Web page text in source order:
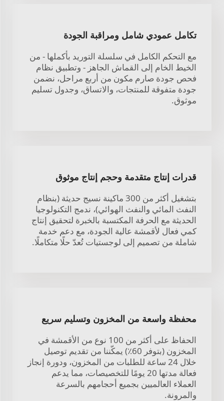
تكامل عمودي شامل ومراقبة الجودة
مع التحكم الكامل في سلسلة التوريد بأكملها - من
الخيط الخام إلى القماش الجاهز - وتطبيق نظام
فحص جودة صارم مكون من أربع مراحل، نضمن
جودة متفوقة للمنتجات، والاتساق، وجدول تسليم
موثوق.
قدرات إنتاج متقدمة وحجم إنتاج موثوق
بتشغيل أكثر من 300 ماكينة نسيج حديثة (بنظام
النفث المائي والنفث الهوائي)، ندمج التكنولوجيا
الحديثة مع الحرفة المكتسبة بالخبرة لتحقيق إنتاج
كمي فعال لأقمشة عالية الجودة، مع دعم خدمة
شاملة من تصميم إلى لوجستيات تُعدّ حلًا متكاملًا.
محفظة واسعة من المخزون وتسليم سريع
الحفاظ على أكثر من 100 نوع من الأقمشة في
المخزون (بتوفر 60٪) يمكّننا من تقديم توصيل
خلال 24 ساعة للطلبات من المخزون، ودورة إنجاز
فعالة مدتها 20 يومًا للتخصيصات، مما يدعم
العملاء العالميين بجميع أحجامهم بالسرعة
والمرونة.